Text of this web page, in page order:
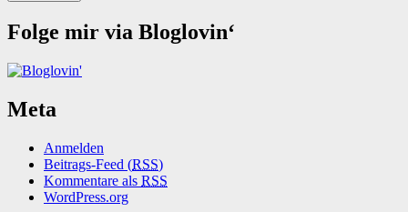
Folge mir via Bloglovin‘
Meta
Anmelden
Beitrags-Feed (RSS)
Kommentare als RSS
WordPress.org